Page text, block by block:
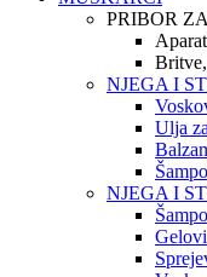
PRIBOR
NJEGA I
Ulja
NJEGA I